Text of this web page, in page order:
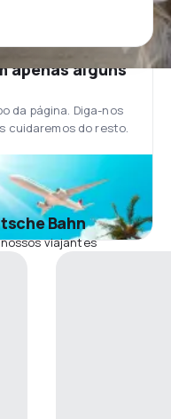
apenas alguns
da página. Diga-nos
cuidaremos do resto.
Bahn
viajantes